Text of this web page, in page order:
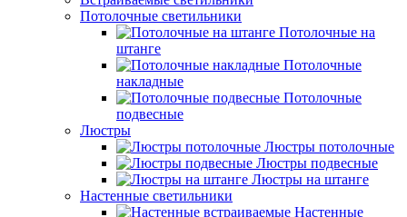
Потолочные светильники
Потолочные на
штанге
Потолочные
накладные
Потолочные
подвесные
Люстры
Люстры потолочные
Люстры подвесные
Люстры на штанге
Настенные светильники
Настенные